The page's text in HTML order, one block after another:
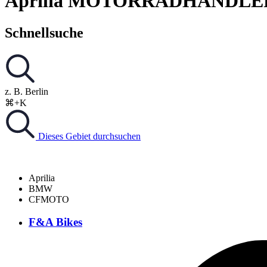
Schnellsuche
z. B. Berlin
⌘+K
Dieses Gebiet durchsuchen
Aprilia
BMW
CFMOTO
F&A Bikes